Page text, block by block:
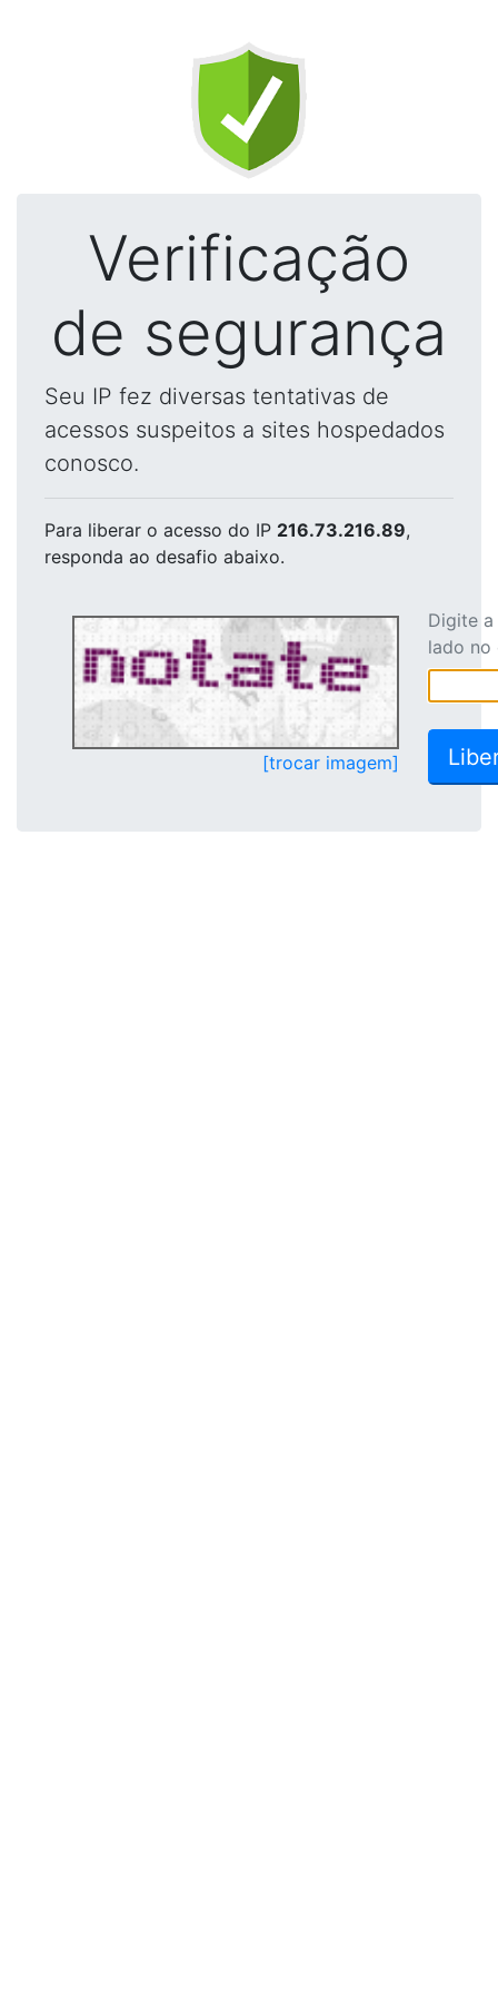
Verificação
de segurança
Seu IP fez diversas tentativas de
acessos suspeitos a sites hospedados
conosco.
Para liberar o acesso do IP 216.73.216.89,
responda ao desafio abaixo.
[trocar imagem]
Digite
lado no